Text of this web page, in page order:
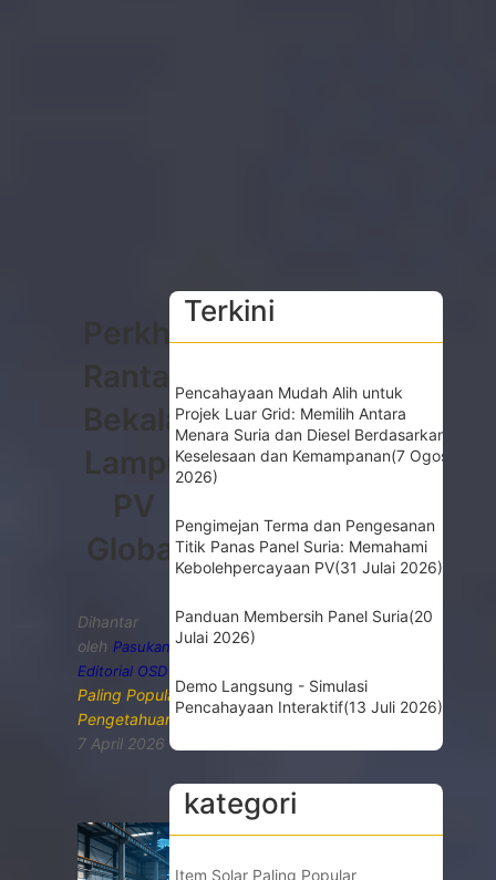
Perkhidmatan
Rantaian
Bekalan
Lampu
PV
Global
Dihantar
oleh Pasukan
Editorial OSD
Paling Popular,
Pengetahuan
7 April 2026
Terkini
Pencahayaan Mudah Alih untuk
Projek Luar Grid: Memilih Antara
Menara Suria dan Diesel Berdasarkan
Keselesaan dan Kemampanan(7 Ogos
2026)
Pengimejan Terma dan Pengesanan
Titik Panas Panel Suria: Memahami
Kebolehpercayaan PV(31 Julai 2026)
Panduan Membersih Panel Suria(20
Julai 2026)
Demo Langsung - Simulasi
Pencahayaan Interaktif(13 Juli 2026)
kategori
Item Solar Paling Popular